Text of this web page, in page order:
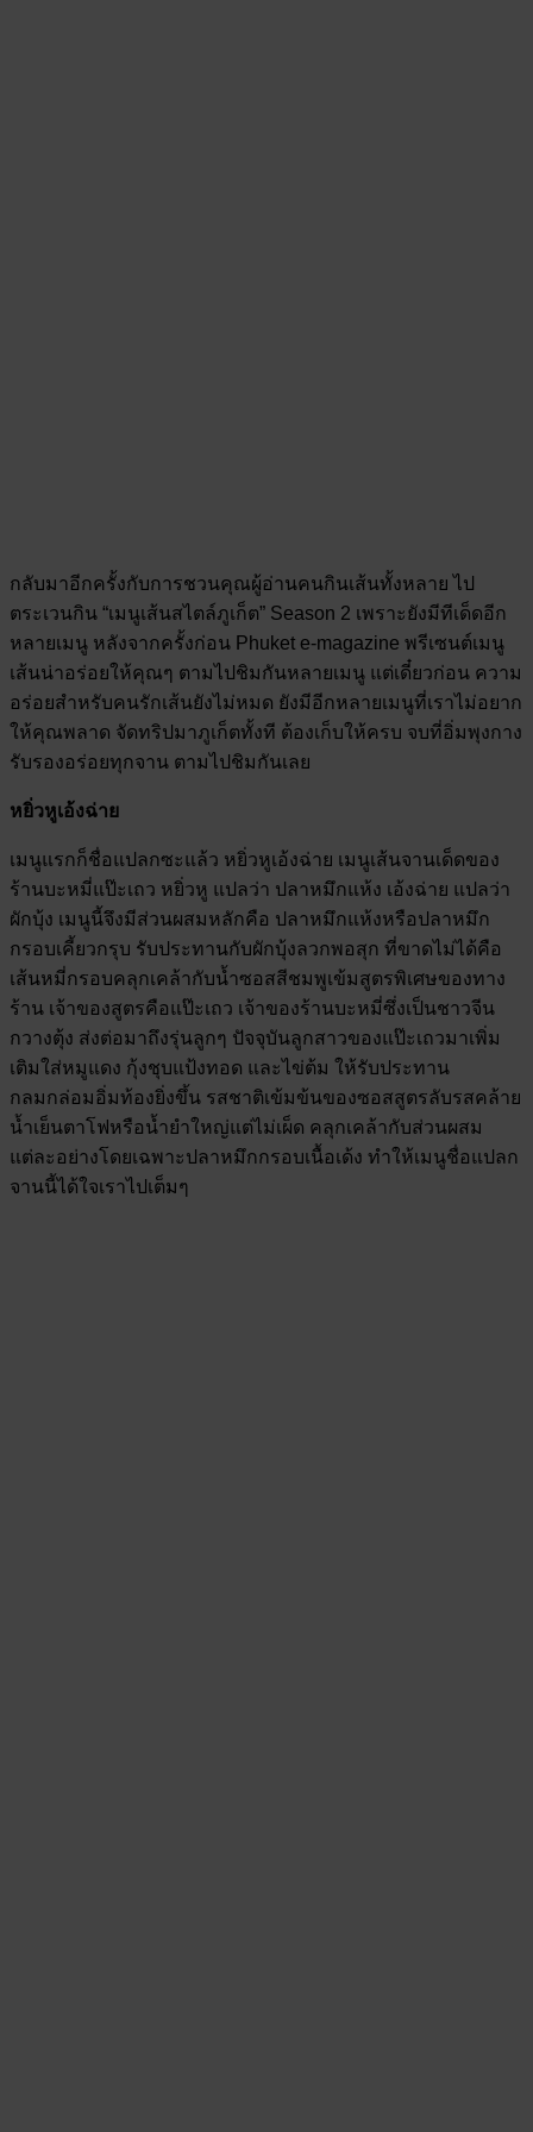
กลับมาอีกครั้งกับการชวนคุณผู้อ่านคนกินเส้นทั้งหลาย ไป
ตระเวนกิน “เมนูเส้นสไตล์ภูเก็ต” Season 2 เพราะยังมีทีเด็ดอีก
หลายเมนู หลังจากครั้งก่อน Phuket e-magazine พรีเซนต์เมนู
เส้นน่าอร่อยให้คุณๆ ตามไปชิมกันหลายเมนู แต่เดี๋ยวก่อน ความ
อร่อยสำหรับคนรักเส้นยังไม่หมด ยังมีอีกหลายเมนูที่เราไม่อยาก
ให้คุณพลาด จัดทริปมาภูเก็ตทั้งที ต้องเก็บให้ครบ จบที่อิ่มพุงกาง
รับรองอร่อยทุกจาน ตามไปชิมกันเลย
หยิ่วหูเอ้งฉ่าย
เมนูแรกก็ชื่อแปลกซะแล้ว หยิ่วหูเอ้งฉ่าย เมนูเส้นจานเด็ดของ
ร้านบะหมี่แป๊ะเถว หยิ่วหู แปลว่า ปลาหมึกแห้ง เอ้งฉ่าย แปลว่า
ผักบุ้ง เมนูนี้จึงมีส่วนผสมหลักคือ ปลาหมึกแห้งหรือปลาหมึก
กรอบเคี้ยวกรุบ รับประทานกับผักบุ้งลวกพอสุก ที่ขาดไม่ได้คือ
เส้นหมี่กรอบคลุกเคล้ากับน้ำซอสสีชมพูเข้มสูตรพิเศษของทาง
ร้าน เจ้าของสูตรคือแป๊ะเถว เจ้าของร้านบะหมี่ซึ่งเป็นชาวจีน
กวางตุ้ง ส่งต่อมาถึงรุ่นลูกๆ ปัจจุบันลูกสาวของแป๊ะเถวมาเพิ่ม
เติมใส่หมูแดง กุ้งชุบแป้งทอด และไข่ต้ม ให้รับประทาน
กลมกล่อมอิ่มท้องยิ่งขึ้น รสชาติเข้มข้นของซอสสูตรลับรสคล้าย
น้ำเย็นตาโฟหรือน้ำยำใหญ่แต่ไม่เผ็ด คลุกเคล้ากับส่วนผสม
แต่ละอย่างโดยเฉพาะปลาหมึกกรอบเนื้อเด้ง ทำให้เมนูชื่อแปลก
จานนี้ได้ใจเราไปเต็มๆ